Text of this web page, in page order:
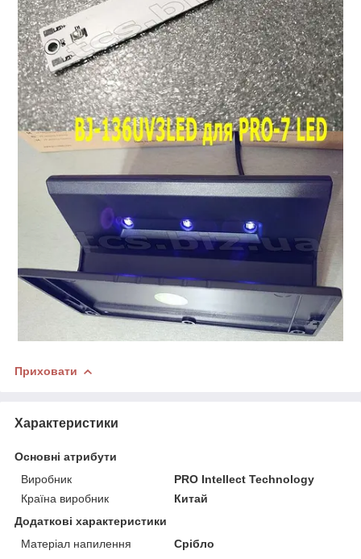
Приховати
Характеристики
Основні атрибути
Виробник
PRO Intellect Technology
Країна виробник
Китай
Додаткові характеристики
Матеріал напилення
Срібло